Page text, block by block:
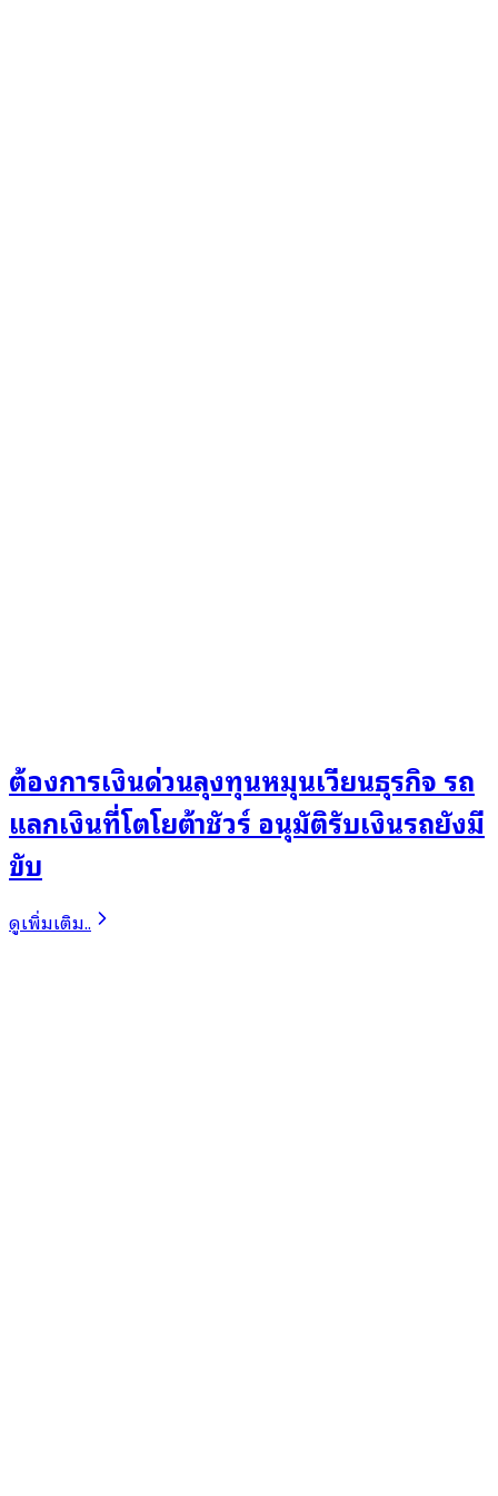
ต้องการเงินด่วนลุงทุนหมุนเวียนธุรกิจ รถ
แลกเงินที่โตโยต้าชัวร์ อนุมัติรับเงินรถยังมี
ขับ
ดูเพิ่มเติม..